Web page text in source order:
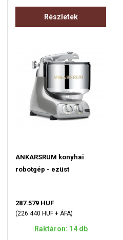
Részletek
ANKARSRUM konyhai
robotgép - ezüst
287.579 HUF
(226.440 HUF + ÁFA)
Raktáron: 14 db